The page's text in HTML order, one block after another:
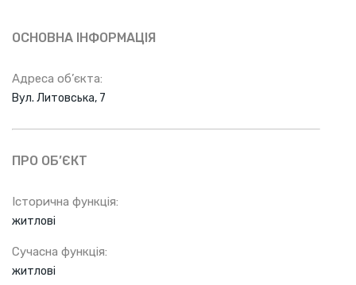
ОСНОВНА ІНФОРМАЦІЯ
Адреса об’єкта:
Вул. Литовська, 7
ПРО ОБ’ЄКТ
Історична функція:
житлові
Сучасна функція:
житлові